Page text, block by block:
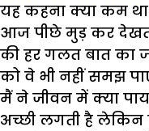
यह कहना क्या कम
आज पीछे मुड़ कर
की हर गलत बात का
को वे भी नहीं समझ
मैं ने जीवन में क्या
अच्छी लगती है लेकिन